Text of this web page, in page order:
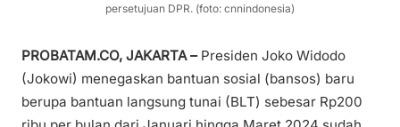
persetujuan DPR. (foto: cnnindonesia)
PROBATAM.CO, JAKARTA – Presiden Joko Widodo
(Jokowi) menegaskan bantuan sosial (bansos) baru
berupa bantuan langsung tunai (BLT) sebesar Rp200